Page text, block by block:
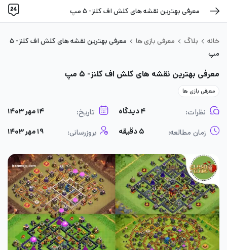
معرفی بهترین نقشه های کلش اف کلنز- ۵ مپ
خانه بلاگ معرفی بازی ها
معرفی بهترین نقشه های کلش اف کلنز- ۵
مپ
معرفی بهترین نقشه های کلش اف کلنز- ۵ مپ
معرفی بازی ها
نظرات: ۴ دیدگاه تاریخ: ۱۴ مهر ۱۴۰۳
زمان مطالعه: ۵ دقیقه بروزرسانی: ۱۹ مهر ۱۴۰۳